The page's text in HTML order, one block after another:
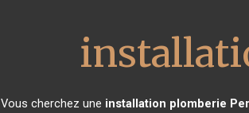
Vous cherchez une installation plomberie